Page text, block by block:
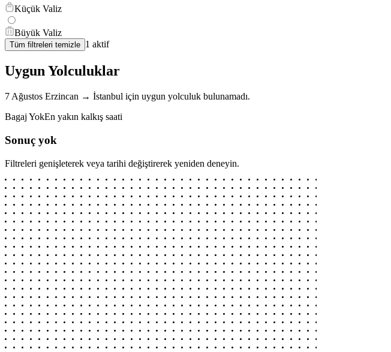
Küçük Valiz
Büyük Valiz
Tüm filtreleri temizle 1 aktif
Uygun Yolculuklar
7 Ağustos Erzincan → İstanbul için uygun yolculuk bulunamadı.
Bagaj YokEn yakın kalkış saati
Sonuç yok
Filtreleri genişleterek veya tarihi değiştirerek yeniden deneyin.